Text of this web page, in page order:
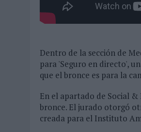
Dentro de la sección de
para 'Seguro en directo',
que el bronce es para la
En el apartado de Social
bronce. El jurado otorgó
creada para el Instituto